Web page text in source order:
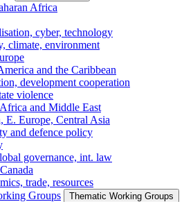
Africa
cyber, technology
climate, environment
and the Caribbean
development cooperation
violence
and Middle East
E. Europe, Central Asia
and defence policy
governance, int. law
trade, resources
Groups
Thematic Working Groups